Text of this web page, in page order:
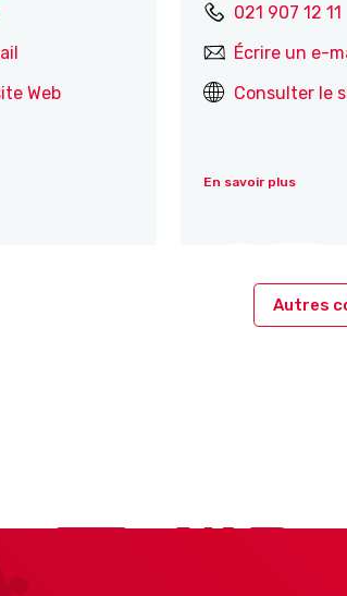
Web
021 907 12 11
Écrire un e-
Consulter le
En savoir plus
Autres